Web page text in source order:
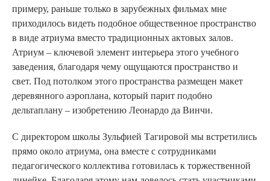
примеру, раньше только в зарубежных фильмах мне
приходилось видеть подобное общественное пространство
в виде атриума вместо традиционных актовых залов.
Атриум – ключевой элемент интерьера этого учебного
заведения, благодаря чему ощущаются пространство и
свет. Под потолком этого пространства размещен макет
деревянного аэроплана, который парит подобно
дельтаплану – изобретению Леонардо да Винчи.
C директором школы Зульфией Тагировой мы встретились
прямо около атриума, она вместе с сотрудниками
педагогического коллектива готовилась к торжественной